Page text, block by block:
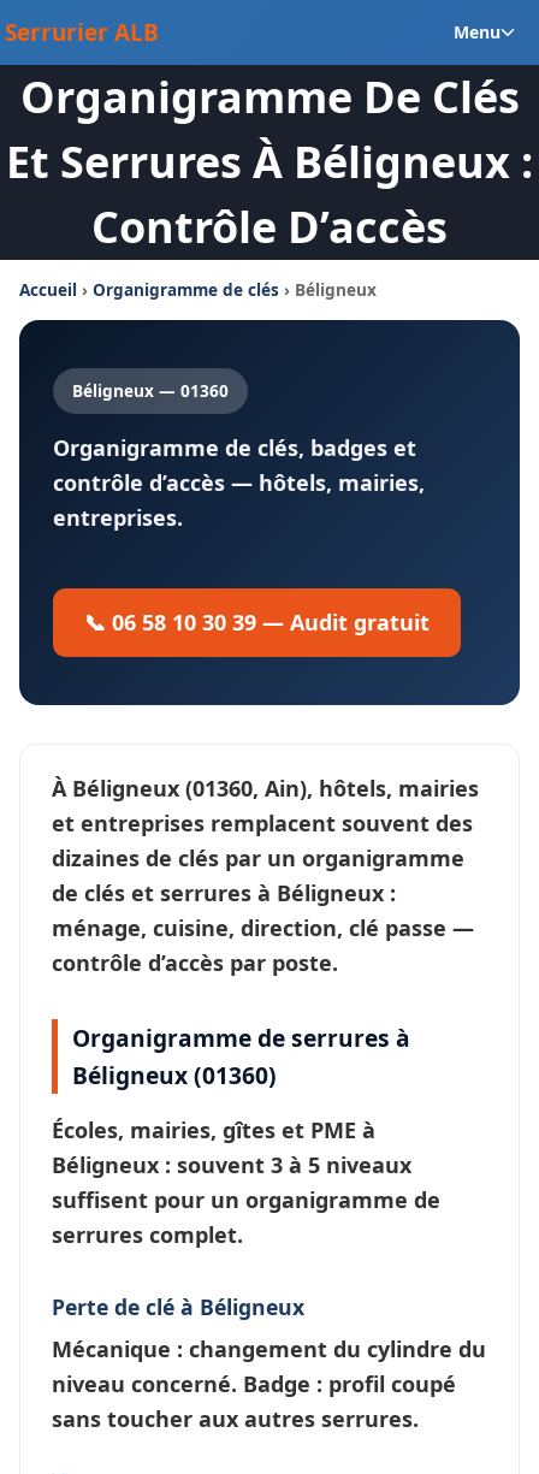
au
contenu
Serrurier ALB Menu
Organigramme De Clés
Et Serrures À Béligneux :
Contrôle D’accès
Accueil › Organigramme de clés › Béligneux
Béligneux — 01360
Organigramme de clés, badges et
contrôle d’accès — hôtels, mairies,
entreprises.
📞 06 58 10 30 39 — Audit gratuit
À Béligneux (01360, Ain), hôtels, mairies
et entreprises remplacent souvent des
dizaines de clés par un organigramme
de clés et serrures à Béligneux :
ménage, cuisine, direction, clé passe —
contrôle d’accès par poste.
Organigramme de serrures à
Béligneux (01360)
Écoles, mairies, gîtes et PME à
Béligneux : souvent 3 à 5 niveaux
suffisent pour un organigramme de
serrures complet.
Perte de clé à Béligneux
Mécanique : changement du cylindre du
niveau concerné. Badge : profil coupé
sans toucher aux autres serrures.